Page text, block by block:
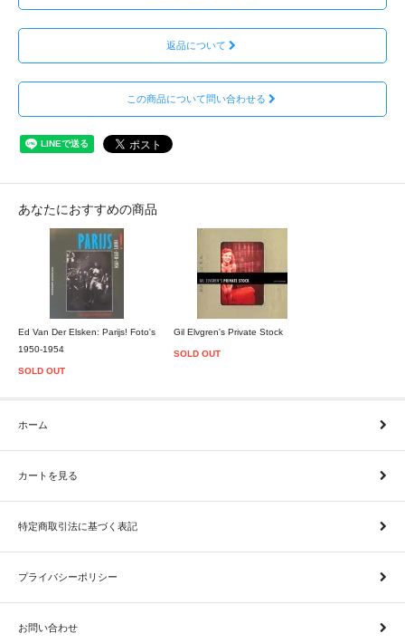
返品について
この商品について問い合わせる
あなたにおすすめの商品
Ed Van Der Elsken: Parijs! Foto's
1950-1954
SOLD OUT
Gil Elvgren's Private Stock
SOLD OUT
ホーム
カートを見る
特定商取引法に基づく表記
プライバシーポリシー
お問い合わせ